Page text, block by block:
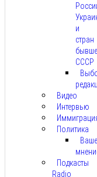
и
стран
СССР
Видео
Интервью
Политика
Ваше
Подкасты
Radio